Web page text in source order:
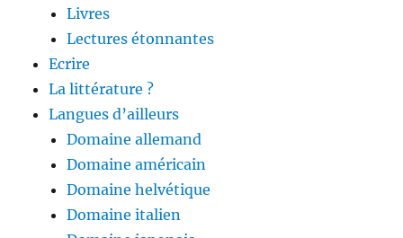
Livres
Lectures étonnantes
Ecrire
La littérature ?
Langues d’ailleurs
Domaine allemand
Domaine américain
Domaine helvétique
Domaine italien